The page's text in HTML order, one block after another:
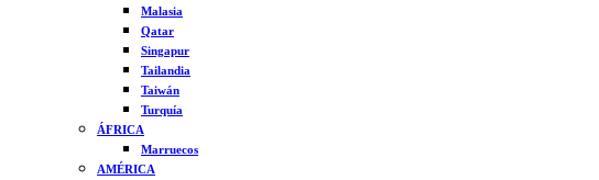
Malasia
Qatar
Singapur
Tailandia
Taiwán
Turquía
ÁFRICA
Marruecos
AMÉRICA